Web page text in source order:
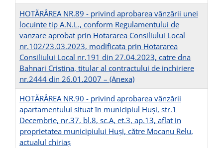
HOTĂRÂREA NR.89 - privind aprobarea vânzării unei
locuinte tip A.N.L., conform Regulamentului de
vanzare aprobat prin Hotararea Consiliului Local
nr.102/23.03.2023, modificata prin Hotararea
Consiliului Local nr.191 din 27.04.2023, catre dna
Bahnari Cristina, titular al contractului de inchiriere
nr.2444 din 26.01.2007 – (Anexa)
HOTĂRÂREA NR.90 - privind aprobarea vânzării
apartamentului situat în municipiul Huşi, str.1
Decembrie, nr.37, bl.8, sc.A, et.3, ap.13, aflat in
proprietatea municipiului Huși, către Mocanu Relu,
actualul chiriaş